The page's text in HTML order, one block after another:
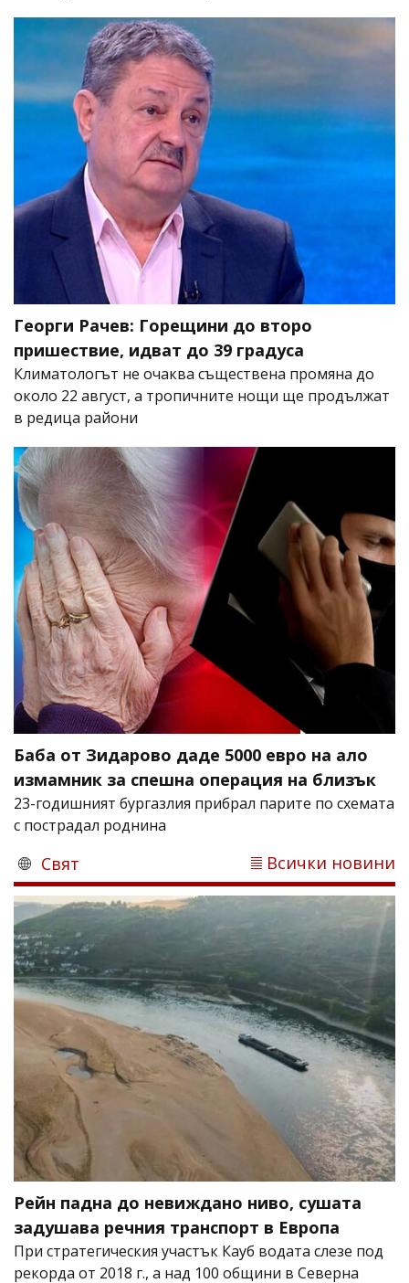
Георги Рачев: Горещини до второ
пришествие, идват до 39 градуса
Климатологът не очаква съществена промяна до
около 22 август, а тропичните нощи ще продължат
в редица райони
Баба от Зидарово даде 5000 евро на ало
измамник за спешна операция на близък
23-годишният бургазлия прибрал парите по схемата
с пострадал роднина
Свят Всички новини
Рейн падна до невиждано ниво, сушата
задушава речния транспорт в Европа
При стратегическия участък Кауб водата слезе под
рекорда от 2018 г., а над 100 общини в Северна